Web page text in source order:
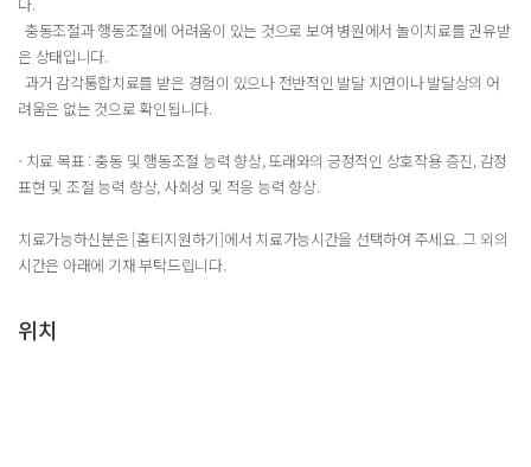
충동조절과 행동조절에 어려움이 있는 것으로 보여 병원에서 놀이치료를 권유받
은 상태입니다.
과거 감각통합치료를 받은 경험이 있으나 전반적인 발달 지연이나 발달상의 어
려움은 없는 것으로 확인됩니다.
- 치료 목표 : 충동 및 행동조절 능력 향상, 또래와의 긍정적인 상호작용 증진, 감정
표현 및 조절 능력 향상, 사회성 및 적응 능력 향상.
치료가능하신분은 [홈티지원하기]에서 치료가능시간을 선택하여 주세요. 그 외의
시간은 아래에 기재 부탁드립니다.
위치